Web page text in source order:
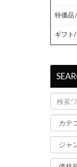
の移り変わりが激し
特価品
ギフト